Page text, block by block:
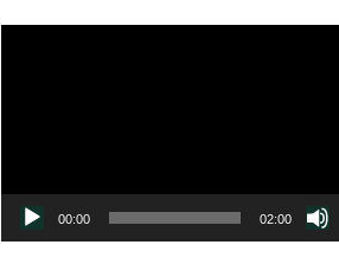
00:00 02:00